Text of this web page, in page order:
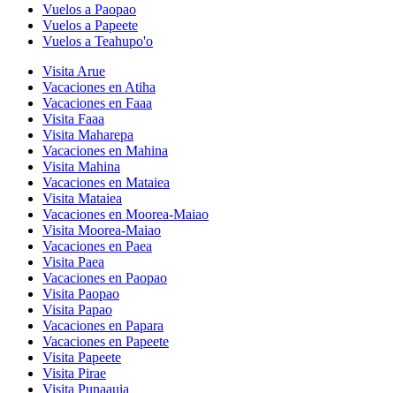
Vuelos a Paopao
Vuelos a Papeete
Vuelos a Teahupo'o
Visita Arue
Vacaciones en Atiha
Vacaciones en Faaa
Visita Faaa
Visita Maharepa
Vacaciones en Mahina
Visita Mahina
Vacaciones en Mataiea
Visita Mataiea
Vacaciones en Moorea-Maiao
Visita Moorea-Maiao
Vacaciones en Paea
Visita Paea
Vacaciones en Paopao
Visita Paopao
Visita Papao
Vacaciones en Papara
Vacaciones en Papeete
Visita Papeete
Visita Pirae
Visita Punaauia